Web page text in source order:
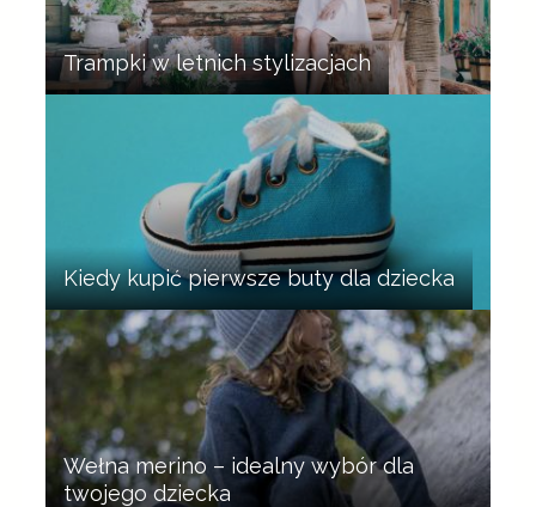
Trampki w letnich stylizacjach
Kiedy kupić pierwsze buty dla dziecka
Wełna merino – idealny wybór dla
twojego dziecka